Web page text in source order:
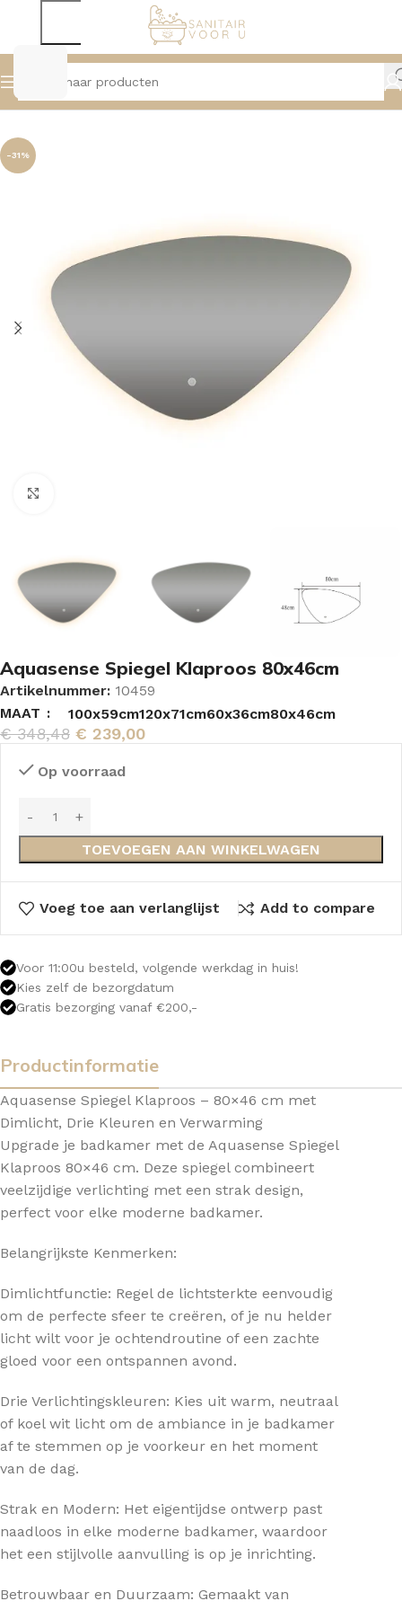
Home Spiegels Spiegels Met Verlichting
-31%
Aquasense Spiegel Klaproos 80x46cm
Artikelnummer: 10459
MAAT
100x59cm120x71cm60x36cm80x46cm
€348,48 € 239,00
Op voorraad
TOEVOEGEN AAN WINKELWAGEN
Voeg toe aan verlanglijst Add to compare
Voor 11:00u besteld, volgende werkdag in huis!
Kies zelf de bezorgdatum
Gratis bezorging vanaf €200,-
Productinformatie
Aquasense Spiegel Klaproos – 80×46 cm met
Dimlicht, Drie Kleuren en Verwarming
Upgrade je badkamer met de Aquasense Spiegel
Klaproos 80×46 cm. Deze spiegel combineert
veelzijdige verlichting met een strak design,
perfect voor elke moderne badkamer.
Belangrijkste Kenmerken:
Dimlichtfunctie: Regel de lichtsterkte eenvoudig
om de perfecte sfeer te creëren, of je nu helder
licht wilt voor je ochtendroutine of een zachte
gloed voor een ontspannen avond.
Drie Verlichtingskleuren: Kies uit warm, neutraal
of koel wit licht om de ambiance in je badkamer
af te stemmen op je voorkeur en het moment
van de dag.
Strak en Modern: Het eigentijdse ontwerp past
naadloos in elke moderne badkamer, waardoor
het een stijlvolle aanvulling is op je inrichting.
Betrouwbaar en Duurzaam: Gemaakt van